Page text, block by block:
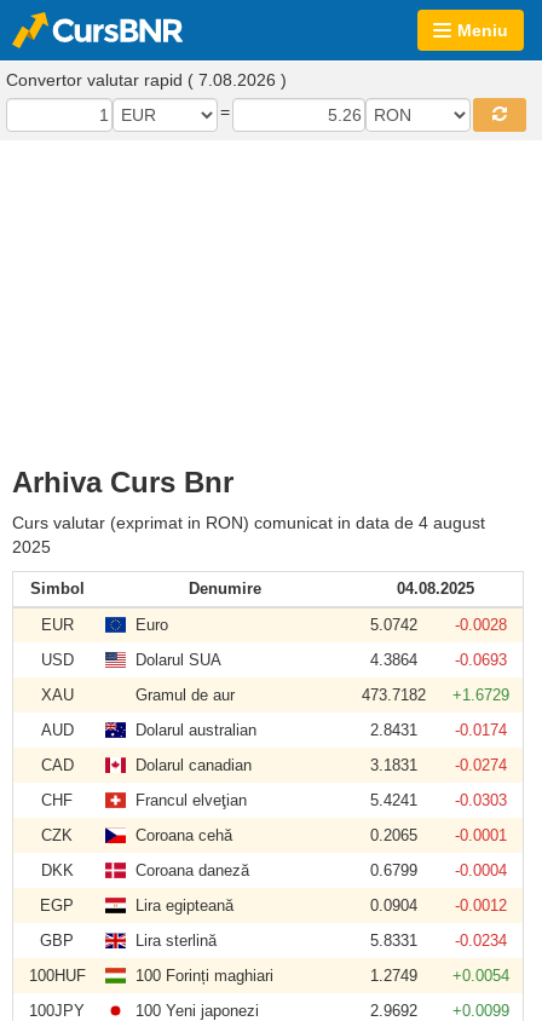
Meniu
Convertor valutar rapid ( 7.08.2026 )
=
Arhiva Curs Bnr
Curs valutar (exprimat in RON) comunicat in data de 4 august
2025
Simbol Denumire
04.08.2025
EUR
Euro 5.0742
-0.0028
USD
Dolarul SUA 4.3864
-0.0693
XAU
Gramul de aur 473.7182
+1.6729
AUD
Dolarul australian 2.8431
-0.0174
CAD
Dolarul canadian 3.1831
-0.0274
CHF
Francul elveţian 5.4241
-0.0303
CZK
Coroana cehă 0.2065
-0.0001
DKK
Coroana daneză 0.6799
-0.0004
EGP
Lira egipteană 0.0904
-0.0012
GBP
Lira sterlină 5.8331
-0.0234
100HUF
100 Forinți maghiari 1.2749
+0.0054
100JPY
100 Yeni japonezi 2.9692
+0.0099